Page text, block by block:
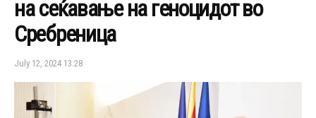
на сеќавање на геноцидот во
Сребреница
July 12, 2024 13:28